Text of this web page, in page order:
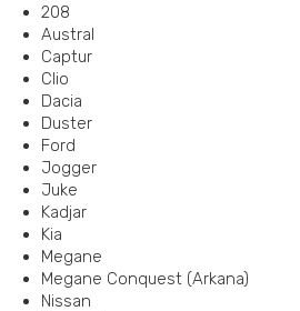
208
Austral
Captur
Clio
Dacia
Duster
Ford
Jogger
Juke
Kadjar
Kia
Megane
Megane Conquest (Arkana)
Nissan